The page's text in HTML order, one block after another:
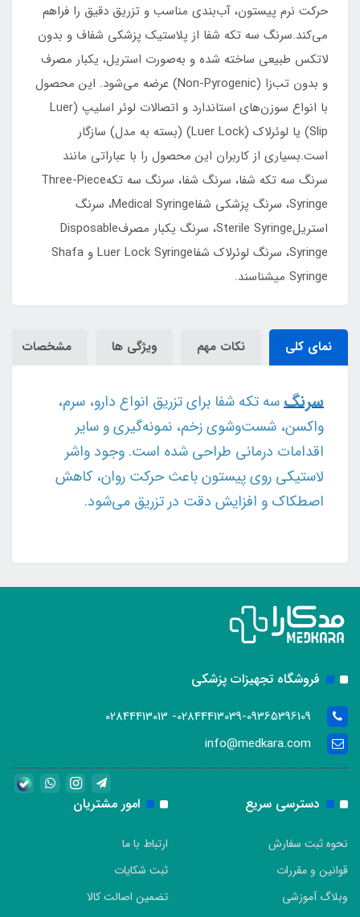
حرکت نرم پیستون، آب‌بندی مناسب و تزریق دقیق را فراهم
می‌کند.سرنگ سه تکه شفا از پلاستیک پزشکی شفاف و بدون
لاتکس طبیعی ساخته شده و به‌صورت استریل، یکبار مصرف
و بدون تب‌زا (Non-Pyrogenic) عرضه می‌شود. این محصول
با انواع سوزن‌های استاندارد و اتصالات لوئر اسلیپ (Luer
Slip) یا لوئرلاک (Luer Lock) (بسته به مدل) سازگار
است.بسیاری از کاربران این محصول را با عباراتی مانند
سرنگ سه تکه شفا، سرنگ شفا، سرنگ سه تکهThree-Piece
Syringe، سرنگ پزشکی شفاMedical Syringe، سرنگ
استریلSterile Syringe، سرنگ یکبار مصرفDisposable
Syringe، سرنگ لوئرلاک شفاLuer Lock Syringe و Shafa
Syringe میشناسند.
نمای کلی نکات مهم ویژگی ها مشخصات
سرنگسه تکه شفا برای تزریق انواع دارو، سرم،
واکسن، شست‌وشوی زخم، نمونه‌گیری و سایر
اقدامات درمانی طراحی شده است. وجود واشر
لاستیکی روی پیستون باعث حرکت روان، کاهش
اصطکاک و افزایش دقت در تزریق می‌شود.
فروشگاه تجهیزات پزشکی
02844413039-09365396109- 02844413013
info@medkara.com
دسترسی سریع
نحوه ثبت سفارش
قوانین و مقررات
وبلاگ آموزشی
امور مشتریان
ارتباط با ما
ثبت شکایات
تضمین اصالت کالا